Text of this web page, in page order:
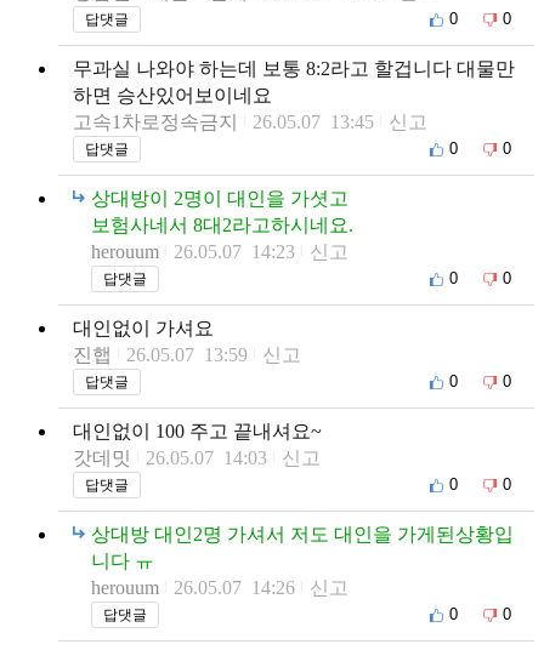
답댓글 0 0
무과실 나와야 하는데 보통 8:2라고 할겁니다 대물만
하면 승산있어보이네요
고속1차로정속금지
26.05.07 13:45 신고
답댓글 0 0
상대방이 2명이 대인을 가셧고
보험사네서 8대2라고하시네요.
herouum
26.05.07 14:23 신고
답댓글 0 0
대인없이 가셔요
진햅
26.05.07 13:59 신고
답댓글 0 0
대인없이 100 주고 끝내셔요~
갓데밋
26.05.07 14:03 신고
답댓글 0 0
상대방 대인2명 가셔서 저도 대인을 가게된상황입
니다 ㅠ
herouum
26.05.07 14:26 신고
답댓글 0 0